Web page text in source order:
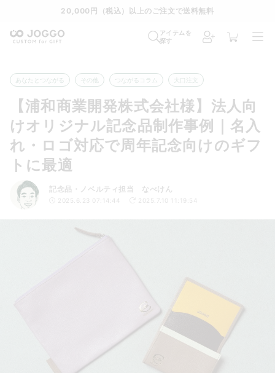
20,000円（税込）以上のご注文で送料無料
アイテムを
探す
あなたとつながる その他 つながるコラム 大口注文
【浦和商業開発株式会社様】法人向
けオリジナル記念品制作事例｜名入
れ・ロゴ対応で周年記念向けのギフ
トに最適
記念品・ノベルティ担当 なべけん
2025.6.23 07:14:44 2025.7.10 11:19:54